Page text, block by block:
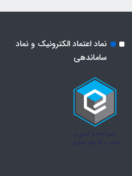
نماد اعتماد الکترونیک و نماد
ساماندهی